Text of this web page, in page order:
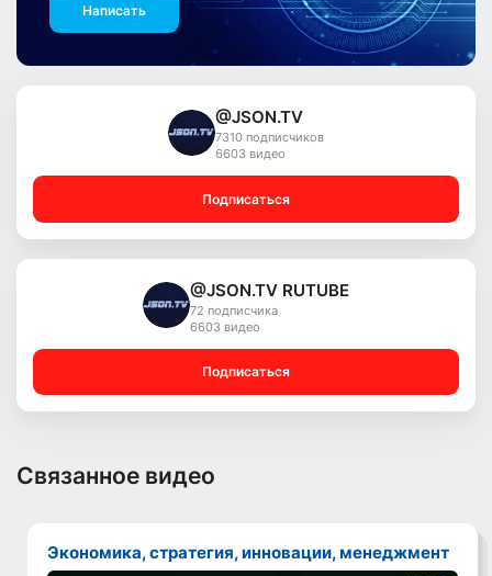
Написать
@JSON.TV
7310 подписчиков
6603 видео
Подписаться
@JSON.TV RUTUBE
72 подписчика
6603 видео
Подписаться
Связанное видео
Экономика, стратегия, инновации, менеджмент